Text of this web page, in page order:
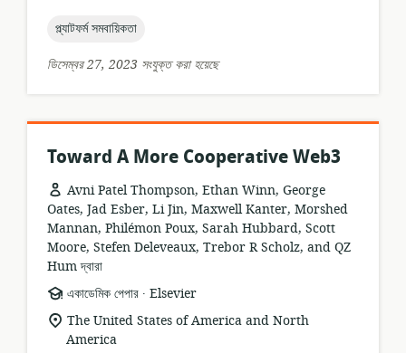
topic:
প্ল্যাটফর্ম সমবায়িকতা
ডিসেম্বর 27, 2023 সংযুক্ত করা হয়েছে
Toward A More Cooperative Web3
Avni Patel Thompson, Ethan Winn, George
Oates, Jad Esber, Li Jin, Maxwell Kanter, Morshed
Mannan, Philémon Poux, Sarah Hubbard, Scott
Moore, Stefen Deleveaux, Trebor R Scholz, and QZ
Hum দ্বারা
তথ্যসম্পদের
ফর্ম্যাট:
একাডেমিক পেপার .
প্রকাশক:Elsevier
প্রাসঙ্গিকতার
অবস্থান:
The United States of America and North
America